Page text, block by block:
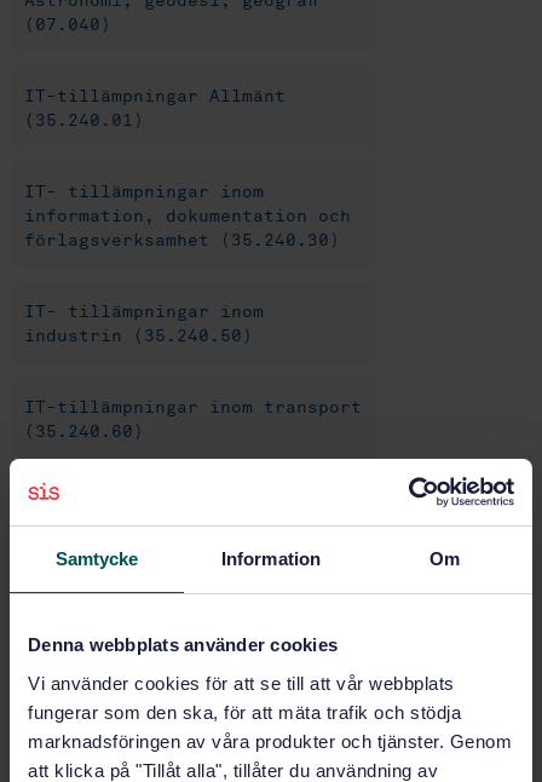
Samtycke Information Om
Denna webbplats använder cookies
Vi använder cookies för att se till att vår webbplats
fungerar som den ska, för att mäta trafik och stödja
marknadsföringen av våra produkter och tjänster. Genom
att klicka på "Tillåt alla", tillåter du användning av
(07.040)
IT-tillämpningar Allmänt
(35.240.01)
IT- tillämpningar inom
information, dokumentation och
förlagsverksamhet (35.240.30)
IT- tillämpningar inom
industrin (35.240.50)
IT-tillämpningar inom transport
(35.240.60)
IT- tillämpningar inom
vetenskap (35.240.70)
IT- tillämpningar inom övriga
Köp denna standard
STANDARD